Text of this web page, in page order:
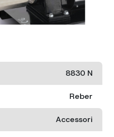
8830 N
Reber
Accessori